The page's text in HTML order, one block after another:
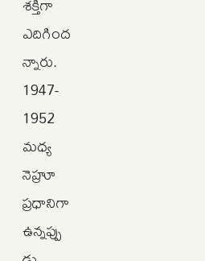
ఎదిగింద
న్నారు.
1947-
1952
మధ్య
నెహ్రూ
ప్రధానిగా
ఉన్నప్పు